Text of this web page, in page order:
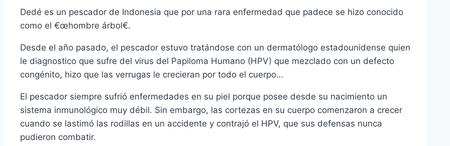
Dedé es un pescador de Indonesia que por una rara enfermedad que padece se hizo conocido
como el €œhombre árbol€.
Desde el año pasado, el pescador estuvo tratándose con un dermatólogo estadounidense quien
le diagnostico que sufre del virus del Papiloma Humano (HPV) que mezclado con un defecto
congénito, hizo que las verrugas le crecieran por todo el cuerpo…
El pescador siempre sufrió enfermedades en su piel porque posee desde su nacimiento un
sistema inmunológico muy débil. Sin embargo, las cortezas en su cuerpo comenzaron a crecer
cuando se lastimó las rodillas en un accidente y contrajó el HPV, que sus defensas nunca
pudieron combatir.